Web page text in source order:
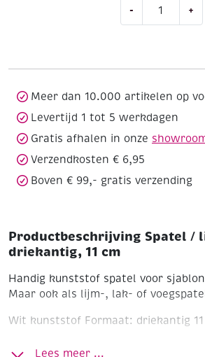
-
aantal
+
Meer dan 10.000 artikelen op
Levertijd 1 tot 5 werkdagen
Gratis afhalen in onze
Verzendkosten € 6,95
Boven € 99,- gratis verzending
Productbeschrijving Spatel /
driekantig, 11 cm
Handig kunststof spatel voor
Maar ook als lijm-, lak- of
Wit kunststof Formaat: driekantig
Lees meer ...